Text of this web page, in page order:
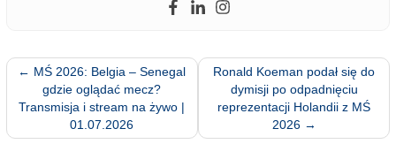
← MŚ 2026: Belgia – Senegal
gdzie oglądać mecz?
Transmisja i stream na żywo |
01.07.2026
Ronald Koeman podał się do
dymisji po odpadnięciu
reprezentacji Holandii z MŚ
2026 →